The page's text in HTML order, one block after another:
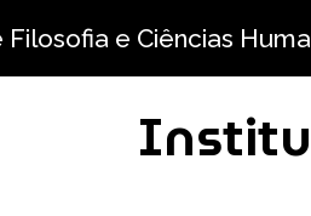
e Ciências